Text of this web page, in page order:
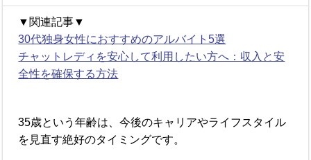
▼関連記事▼
30代独身女性におすすめのアルバイト5選
チャットレディを安心して利用したい方へ：収入と安
全性を確保する方法
35歳という年齢は、今後のキャリアやライフスタイル
を見直す絶好のタイミングです。